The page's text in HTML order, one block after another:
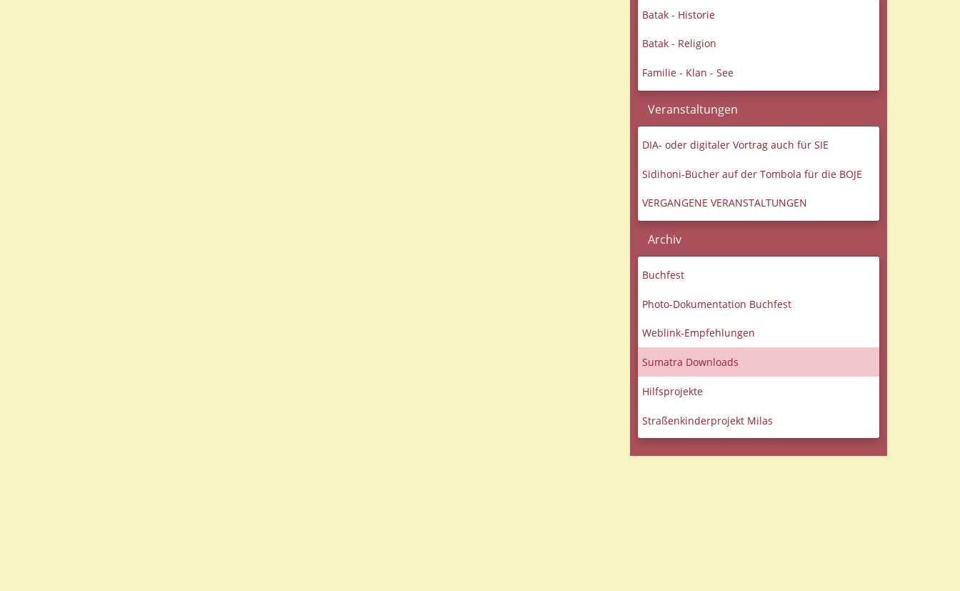
Batak - Historie
Batak - Religion
Familie - Klan - See
Veranstaltungen
DIA- oder digitaler Vortrag auch für SIE
Sidihoni-Bücher auf der Tombola für die BOJE
VERGANGENE VERANSTALTUNGEN
Archiv
Buchfest
Photo-Dokumentation Buchfest
Weblink-Empfehlungen
Sumatra Downloads
Hilfsprojekte
Straßenkinderprojekt Milas